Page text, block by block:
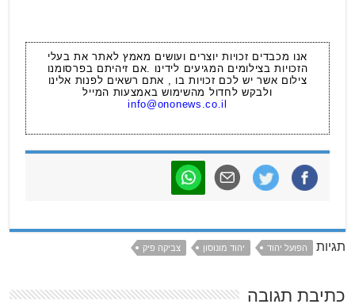
אנו מכבדים זכויות יוצרים ועושים מאמץ לאתר את בעלי
הזכויות בצילומים המגיעים לידינו .אם זיהיתם בפרסומנו
צילום אשר יש לכם זכויות בו , אתם רשאים לפנות אלינו
ולבקש לחדול מהשימוש באמצעות המייל
info@ononews.co.il
תגיות הפועל יהוד יהוד מונוסון צביקה פיק
כתיבת תגובה